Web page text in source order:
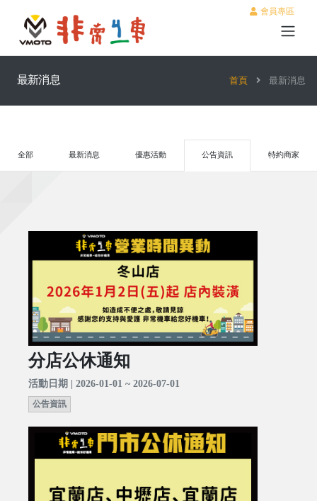
會員專區
最新消息 首頁 最新消息
全部 最新消息 優惠活動 公告資訊 特約商家
分店公休通知
活動日期 | 2026-01-01 ~ 2026-07-01
公告資訊